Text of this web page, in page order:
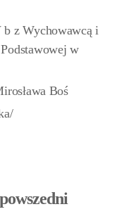
z Wychowawcą i
w
Boś